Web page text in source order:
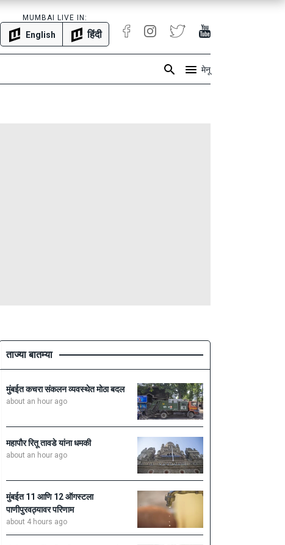
MUMBAI LIVE IN:
English हिंदी
मेनू
ताज्या बातम्या
मुंबईत कचरा संकलन व्यवस्थेत मोठा बदल
about an hour ago
महापौर रितू तावडे यांना धमकी
about an hour ago
मुंबईत 11 आणि 12 ऑगस्टला
पाणीपुरवठ्यावर परिणाम
about 4 hours ago